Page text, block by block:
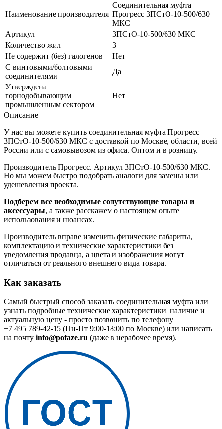
Наименование производителя
Соединительная муфта
Прогресс 3ПСтО-10-500/630
МКС
Артикул
3ПСтО-10-500/630 МКС
Количество жил
3
Не содержит (без) галогенов
Нет
С винтовыми/болтовыми
соединителями
Да
Утверждена
горнодобывающим
промышленным сектором
Нет
Описание
У нас вы можете купить соединительная муфта Прогресс
3ПСтО-10-500/630 МКС с доставкой по Москве, области, всей
России или с самовывозом из офиса. Оптом и в розницу.
Производитель Прогресс. Артикул 3ПСтО-10-500/630 МКС.
Но мы можем быстро подобрать аналоги для замены или
удешевления проекта.
Подберем все необходимые сопутствующие товары и
аксессуары, а также расскажем о настоящем опыте
использования и нюансах.
Производитель вправе изменить физические габариты,
комплектацию и технические характеристики без
уведомления продавца, а цвета и изображения могут
отличаться от реального внешнего вида товара.
Как заказать
Самый быстрый способ заказать соединительная муфта или
узнать подробные технические характеристики, наличие и
актуальную цену - просто позвонить по телефону
+7 495 789-42-15 (Пн-Пт 9:00-18:00 по Москве) или написать
на почту info@pofaze.ru (даже в нерабочее время).